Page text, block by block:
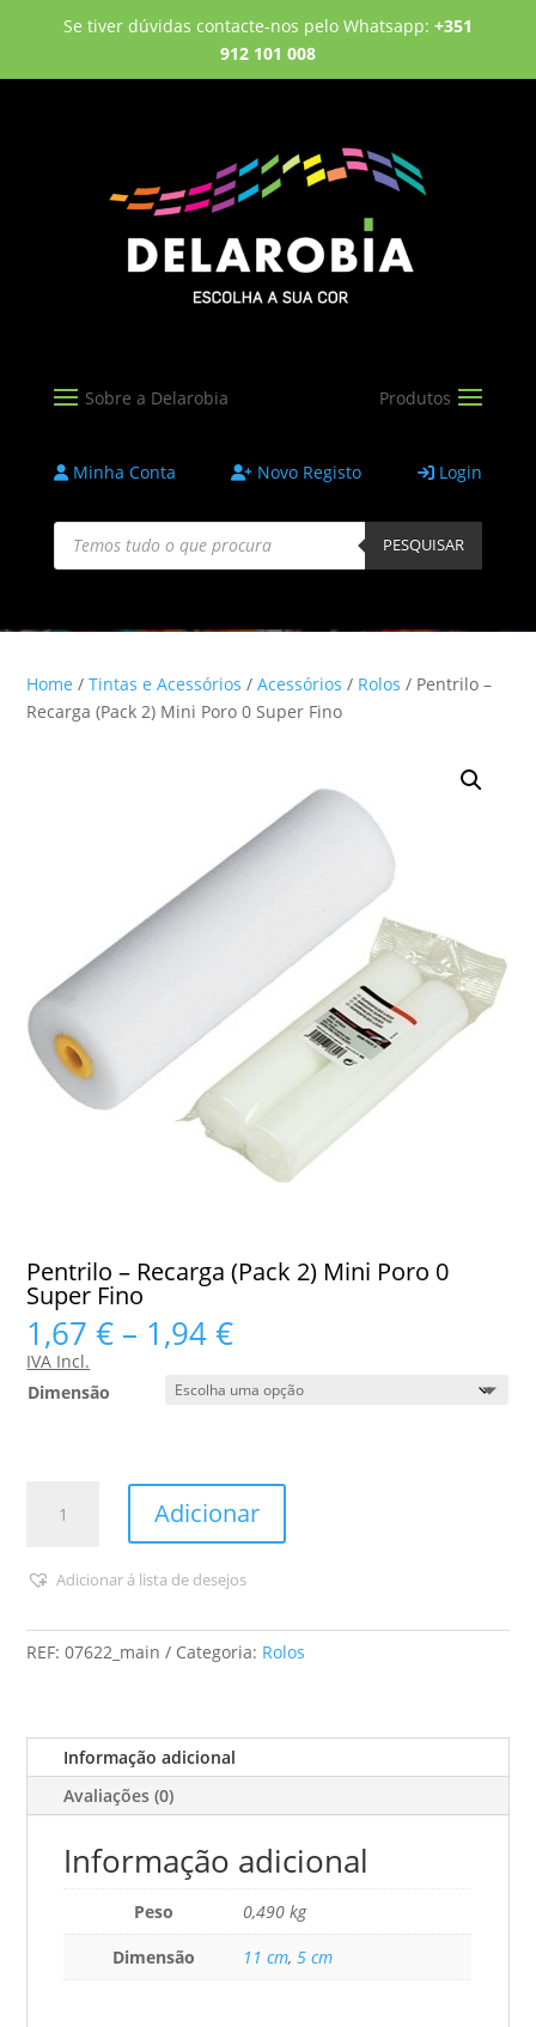
Se tiver dúvidas contacte-nos pelo Whatsapp: +351
912 101 008
Minha Conta Novo Registo Login
Products
search PESQUISAR
Home /Tintas e Acessórios /Acessórios / Rolos / Pentrilo –
Recarga (Pack 2) Mini Poro 0 Super Fino
Pentrilo – Recarga (Pack 2) Mini Poro 0
Super Fino
1,67€ – 1,94€Price
1,67 €
IVA Incl.
Dimensão
-
(Pack
2)
0
Super
Adicionar
Adicionar á lista de desejos
REF:07622_main Categoria: Rolos
Informação adicional
Avaliações (0)
Informação adicional
Peso
0,490 kg
Dimensão
11 cm,5 cm